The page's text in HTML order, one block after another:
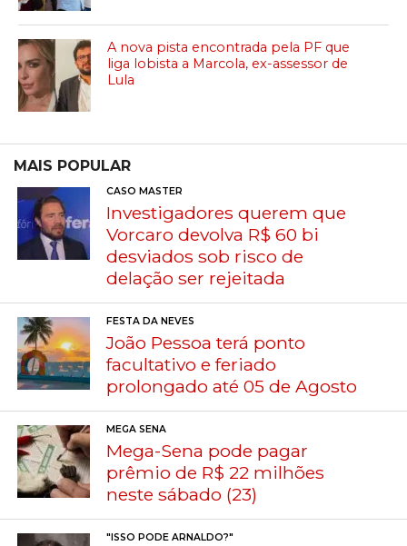
A nova pista encontrada pela PF que
liga lobista a Marcola, ex-assessor de
Lula
MAIS POPULAR
CASO MASTER
Investigadores querem que
Vorcaro devolva R$ 60 bi
desviados sob risco de
delação ser rejeitada
FESTA DA NEVES
João Pessoa terá ponto
facultativo e feriado
prolongado até 05 de Agosto
MEGA SENA
Mega-Sena pode pagar
prêmio de R$ 22 milhões
neste sábado (23)
"ISSO PODE ARNALDO?"